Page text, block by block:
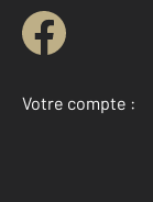
Votre compte :